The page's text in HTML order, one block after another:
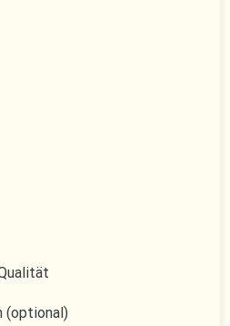
(optional)